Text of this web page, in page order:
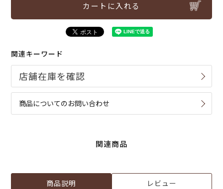
カートに入れる
関連キーワード
商品についてのお問い合わせ
関連商品
商品説明 レビュー